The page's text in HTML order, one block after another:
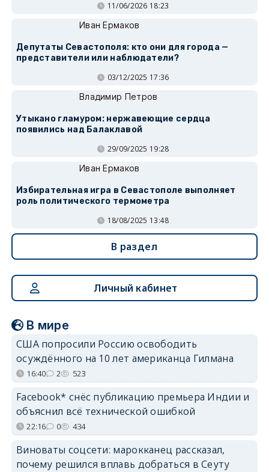
11/06/2026 18:23
Иван Ермаков
Депутаты Севастополя: кто они для города —
представители или наблюдатели?
03/12/2025 17:36
Владимир Петров
Утыкано гламуром: нержавеющие сердца
появились над Балаклавой
29/09/2025 19:28
Иван Ермаков
Избирательная игра в Севастополе выполняет
роль политического термометра
18/08/2025 13:48
В раздел
Личный кабинет
В мире
США попросили Россию освободить
осуждённого на 10 лет американца Гилмана
16:40 2 523
Facebook* снёс публикацию премьера Индии и
объяснил всё технической ошибкой
22:16 0 434
Виноваты соцсети: марокканец рассказал,
почему решился вплавь добраться в Сеуту